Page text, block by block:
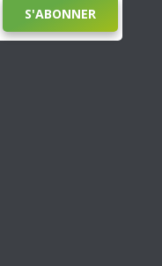
S'ABONNER